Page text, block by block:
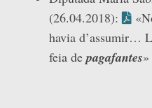
(26.04.2018):
havia d’assumir…
feia depagafantes»